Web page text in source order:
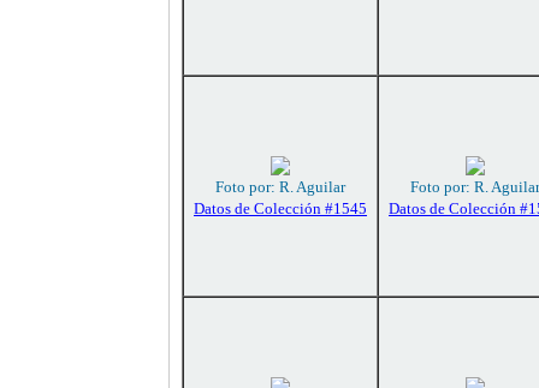
Foto por: R. Aguilar
Datos de Colección #1545
Foto por: R. Aguilar
Datos de Colección